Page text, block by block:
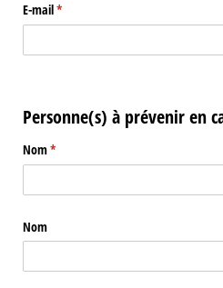
E-mail*
(requis)
Personne(s) à prévenir en
Nom*
(requis)
Nom